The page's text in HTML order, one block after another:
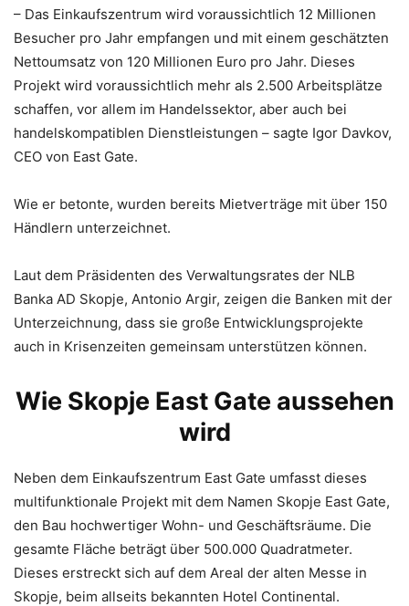
– Das Einkaufszentrum wird voraussichtlich 12 Millionen
Besucher pro Jahr empfangen und mit einem geschätzten
Nettoumsatz von 120 Millionen Euro pro Jahr. Dieses
Projekt wird voraussichtlich mehr als 2.500 Arbeitsplätze
schaffen, vor allem im Handelssektor, aber auch bei
handelskompatiblen Dienstleistungen – sagte Igor Davkov,
CEO von East Gate.
Wie er betonte, wurden bereits Mietverträge mit über 150
Händlern unterzeichnet.
Laut dem Präsidenten des Verwaltungsrates der NLB
Banka AD Skopje, Antonio Argir, zeigen die Banken mit der
Unterzeichnung, dass sie große Entwicklungsprojekte
auch in Krisenzeiten gemeinsam unterstützen können.
Wie Skopje East Gate aussehen
wird
Neben dem Einkaufszentrum East Gate umfasst dieses
multifunktionale Projekt mit dem Namen Skopje East Gate,
den Bau hochwertiger Wohn- und Geschäftsräume. Die
gesamte Fläche beträgt über 500.000 Quadratmeter.
Dieses erstreckt sich auf dem Areal der alten Messe in
Skopje, beim allseits bekannten Hotel Continental.